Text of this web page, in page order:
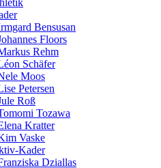
Bensusan
Floors
Rehm
Schäfer
Moos
Petersen
Roß
Tozawa
Kratter
Vaske
Kader
Dziallas